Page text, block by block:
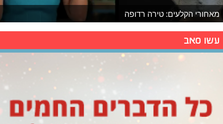
מאחורי הקלעים: טירה רדופה
עשו סאב